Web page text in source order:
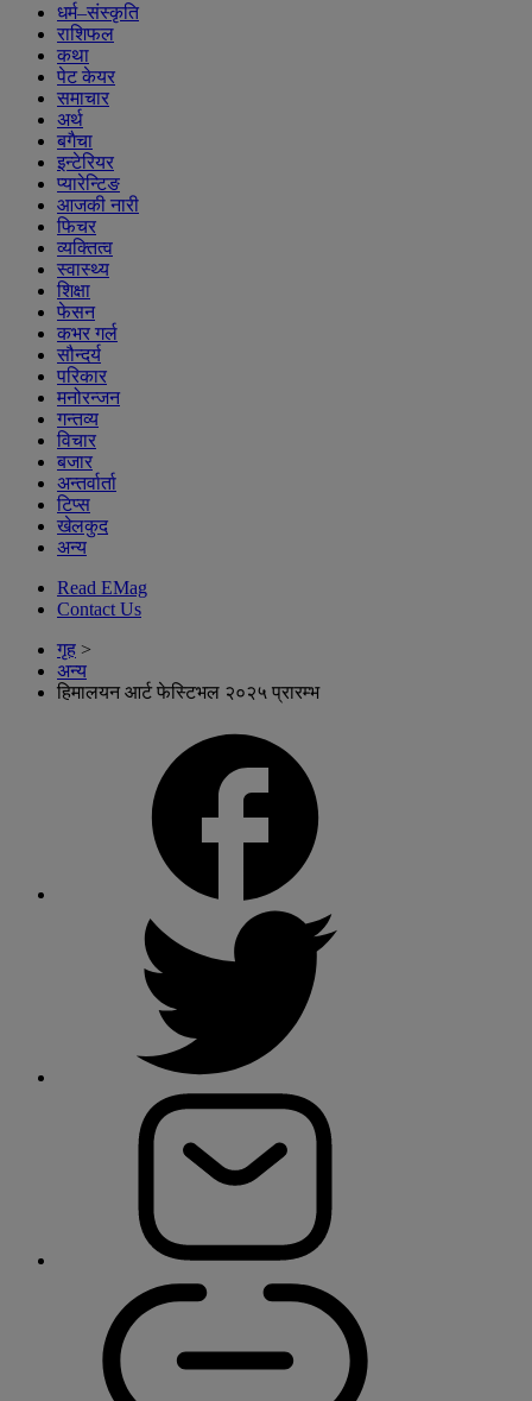
धर्म–संस्कृति
राशिफल
कथा
पेट केयर
समाचार
अर्थ
बगैचा
इन्टेरियर
प्यारेन्टिङ
आजकी नारी
फिचर
व्यक्तित्व
स्वास्थ्य
शिक्षा
फेसन
कभर गर्ल
सौन्दर्य
परिकार
मनोरन्जन
गन्तव्य
विचार
बजार
अन्तर्वार्ता
टिप्स
खेलकुद
अन्य
Read EMag
Contact Us
गृह >
अन्य
हिमालयन आर्ट फेस्टिभल २०२५ प्रारम्भ